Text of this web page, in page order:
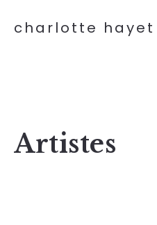
charlotte hayet
Artistes